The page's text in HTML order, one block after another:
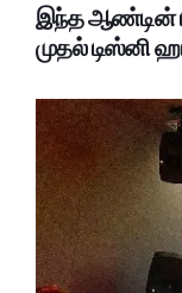
இந்த ஆண்டின்
முதல் டிஸ்னி